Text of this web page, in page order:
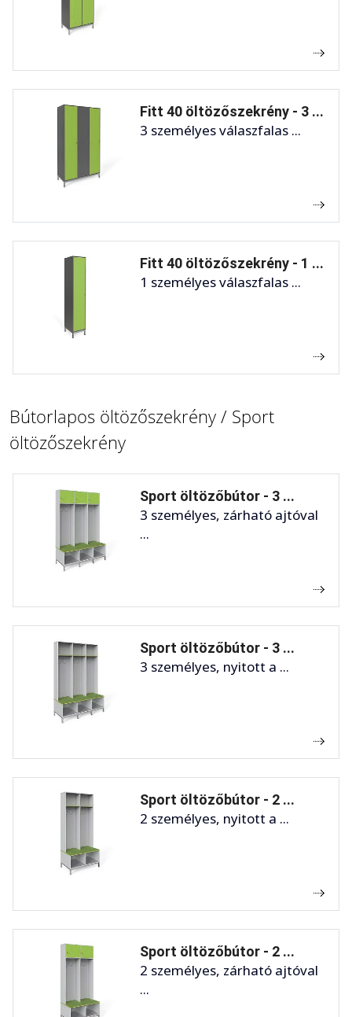
Fitt 40 öltözőszekrény - 3 ...
3 személyes válaszfalas ...
Fitt 40 öltözőszekrény - 1 ...
1 személyes válaszfalas ...
Bútorlapos öltözőszekrény / Sport
öltözőszekrény
Sport öltözőbútor - 3 ...
3 személyes, zárható ajtóval
...
Sport öltözőbútor - 3 ...
3 személyes, nyitott a ...
Sport öltözőbútor - 2 ...
2 személyes, nyitott a ...
Sport öltözőbútor - 2 ...
2 személyes, zárható ajtóval
...